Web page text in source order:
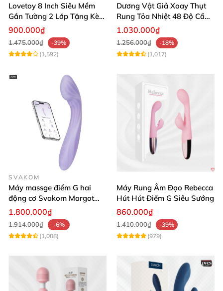
Lovetoy 8 Inch Siêu Mềm
Gắn Tường 2 Lớp Tặng Kèm
Dầu Massage
900.000₫
1.475.000₫
-39%
(1,592)
Dương Vật Giả Xoay Thụt
Rung Tỏa Nhiệt 48 Độ Cầm
Tay Hot Bunny
1.030.000₫
1.256.000₫
-18%
(1,017)
SVAKOM
Máy massge điểm G hai
động cơ Svakom Margot
điều khiển qua app
1.800.000₫
1.914.000₫
-6%
(1,008)
Máy Rung Âm Đạo Rebecca
Hút Hút Điểm G Siêu Sướng
860.000₫
1.410.000₫
-39%
(979)